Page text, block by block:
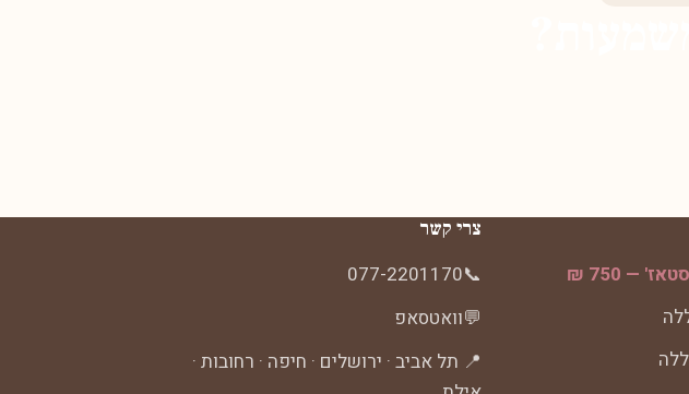
— 750 ₪
צרי קשר
📞
077-2201170
💬וואטסאפ
📍 תל אביב · ירושלים · חיפה · רחובות ·